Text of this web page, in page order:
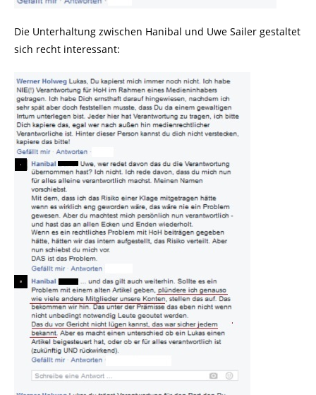
Die Unterhaltung zwischen Hanibal und Uwe Sailer gestaltet
sich recht interessant: